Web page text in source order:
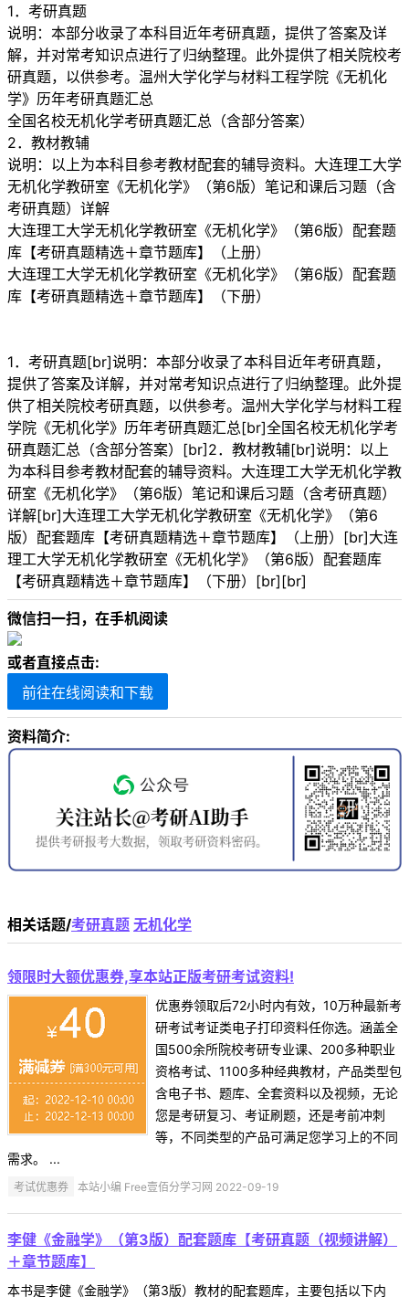
1．考研真题
说明：本部分收录了本科目近年考研真题，提供了答案及详
解，并对常考知识点进行了归纳整理。此外提供了相关院校考
研真题，以供参考。温州大学化学与材料工程学院《无机化
学》历年考研真题汇总
全国名校无机化学考研真题汇总（含部分答案）
2．教材教辅
说明：以上为本科目参考教材配套的辅导资料。大连理工大学
无机化学教研室《无机化学》（第6版）笔记和课后习题（含
考研真题）详解
大连理工大学无机化学教研室《无机化学》（第6版）配套题
库【考研真题精选＋章节题库】（上册）
大连理工大学无机化学教研室《无机化学》（第6版）配套题
库【考研真题精选＋章节题库】（下册）
1．考研真题[br]说明：本部分收录了本科目近年考研真题，
提供了答案及详解，并对常考知识点进行了归纳整理。此外提
供了相关院校考研真题，以供参考。温州大学化学与材料工程
学院《无机化学》历年考研真题汇总[br]全国名校无机化学考
研真题汇总（含部分答案）[br]2．教材教辅[br]说明：以上
为本科目参考教材配套的辅导资料。大连理工大学无机化学教
研室《无机化学》（第6版）笔记和课后习题（含考研真题）
详解[br]大连理工大学无机化学教研室《无机化学》（第6
版）配套题库【考研真题精选＋章节题库】（上册）[br]大连
理工大学无机化学教研室《无机化学》（第6版）配套题库
【考研真题精选＋章节题库】（下册）[br][br]
微信扫一扫，在手机阅读
或者直接点击:
前往在线阅读和下载
资料简介:
相关话题/考研真题 无机化学
领限时大额优惠券,享本站正版考研考试资料!
优惠券领取后72小时内有效，10万种最新考
研考试考证类电子打印资料任你选。涵盖全
国500余所院校考研专业课、200多种职业
资格考试、1100多种经典教材，产品类型包
含电子书、题库、全套资料以及视频，无论
您是考研复习、考证刷题，还是考前冲刺
等，不同类型的产品可满足您学习上的不同
需求。 ...
考试优惠券 本站小编 Free壹佰分学习网 2022-09-19
李健《金融学》（第3版）配套题库【考研真题（视频讲解）
＋章节题库】
本书是李健《金融学》（第3版）教材的配套题库，主要包括以下内